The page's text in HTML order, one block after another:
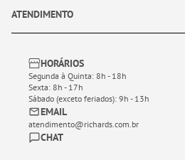
ATENDIMENTO
HORÁRIOS
Segunda à Quinta: 8h - 18h
Sexta: 8h - 17h
Sábado (exceto feriados): 9h - 13h
EMAIL
atendimento@richards.com.br
CHAT